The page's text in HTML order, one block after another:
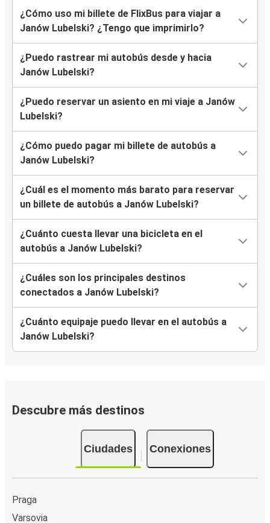
¿Cómo uso mi billete de FlixBus para viajar a
Janów Lubelski? ¿Tengo que imprimirlo?
¿Puedo rastrear mi autobús desde y hacia
Janów Lubelski?
¿Puedo reservar un asiento en mi viaje a Janów
Lubelski?
¿Cómo puedo pagar mi billete de autobús a
Janów Lubelski?
¿Cuál es el momento más barato para reservar
un billete de autobús a Janów Lubelski?
¿Cuánto cuesta llevar una bicicleta en el
autobús a Janów Lubelski?
¿Cuáles son los principales destinos
conectados a Janów Lubelski?
¿Cuánto equipaje puedo llevar en el autobús a
Janów Lubelski?
Descubre más destinos
Ciudades Conexiones
Praga
Varsovia